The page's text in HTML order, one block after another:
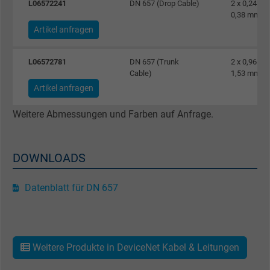
Name _gat_UA-4852692-1, Google Analytics
Laufzeit 1 Minute
Zweck
Erzeugt statistische Daten darüber, wie der
Name IDE, Google DoubleClick
Wird verwendet, um die Aktionen eines
L06572241 DN 657 (Drop Cable)
2 x 0,24
0,38 mm²
Artikel anfragen
L06572781
DN 657 (Trunk
Cable)
2 x 0,96
1,53 mm²
Artikel anfragen
Weitere Abmessungen und Farben auf Anfrage.
DOWNLOADS
Datenblatt für DN 657
Weitere Produkte in DeviceNet Kabel & Leitungen